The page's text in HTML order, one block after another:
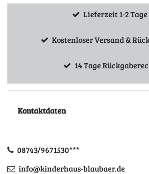
Lieferzeit 1-2 Tage
Kostenloser Versand &
14 Tage
Kontaktdaten
08743/9671530***
info@kinderhaus-blaubaer.de